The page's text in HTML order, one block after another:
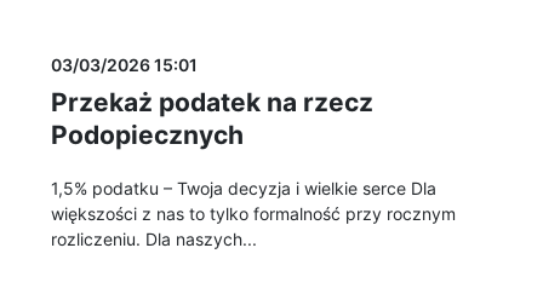
03/03/2026 15:01
Przekaż podatek na rzecz
Podopiecznych
1,5% podatku – Twoja decyzja i wielkie serce Dla
większości z nas to tylko formalność przy rocznym
rozliczeniu. Dla naszych...